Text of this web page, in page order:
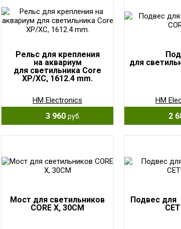
Рельс для крепления
на аквариум
для светильника Core
XP/XC, 1612.4 mm.
HM Electronics
3 960 руб.
для
HM
2
Мост для светильников
CORE X, 30CM
Подвес для